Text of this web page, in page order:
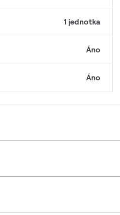
1 jednotka
Áno
Áno